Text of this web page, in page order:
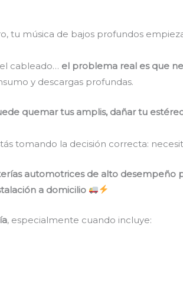
tu música de bajos profundos
cableado… el problema real es que
y descargas profundas.
quemar tus amplis, dañar tu
tomando la decisión correcta:
automotrices de alto desempeño
a domicilio
, especialmente cuando incluye: